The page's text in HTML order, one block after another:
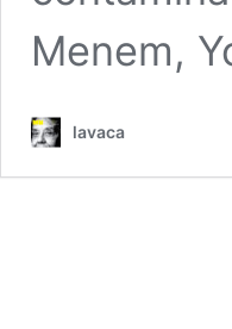
Menem,
lavaca